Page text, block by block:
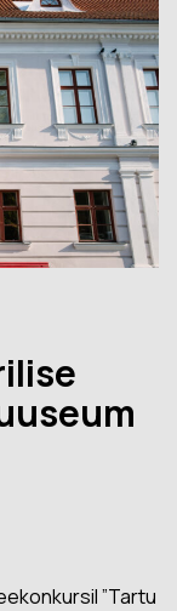
”Tartu